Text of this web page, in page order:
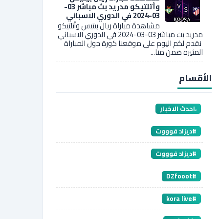
وأتلتيكو مدريد بث مباشر 03-
03-2024 في الدوري الاسباني
مشاهدة مباراة ريال بيتيس وأتلتيكو
مدريد بث مباشر 03-03-2024 في الدوري الاسباني
نقدم لكم اليوم على موقعنا كورة جول المباراة
المثيرة ضمن منا...
الأقسام
،احدث الاخبار
#ديزاد فوووت
#ديزاد فوووت
#DZfooot
#kora live